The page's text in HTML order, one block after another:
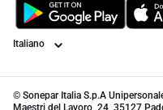
Lingua
© Sonepar Italia S.p.A
Maestri del Lavoro, 24, 35127